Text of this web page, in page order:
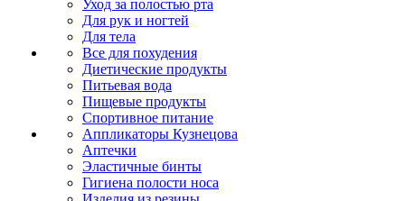
Уход за полостью рта
Для рук и ногтей
Для тела
Все для похудения
Диетические продукты
Питьевая вода
Пищевые продукты
Спортивное питание
Аппликаторы Кузнецова
Аптечки
Эластичные бинты
Гигиена полости носа